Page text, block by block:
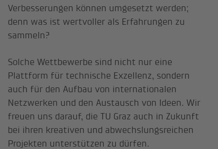
Verbesserungen können umgesetzt werden;
denn was ist wertvoller als Erfahrungen zu
sammeln?
Solche Wettbewerbe sind nicht nur eine
Plattform für technische Exzellenz, sondern
auch für den Aufbau von internationalen
Netzwerken und den Austausch von Ideen. Wir
freuen uns darauf, die TU Graz auch in Zukunft
bei ihren kreativen und abwechslungsreichen
Projekten unterstützen zu dürfen.